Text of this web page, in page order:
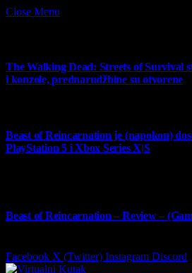
Close Menu
The Walking Dead: Streets of Survival
i konzole, prednarudžbine su otvorene
Beast of Reincarnation je (napokon)
PlayStation 5 i Xbox Series X|S
Beast of Reincarnation – Review –
Facebook X (Twitter) Instagram Discord